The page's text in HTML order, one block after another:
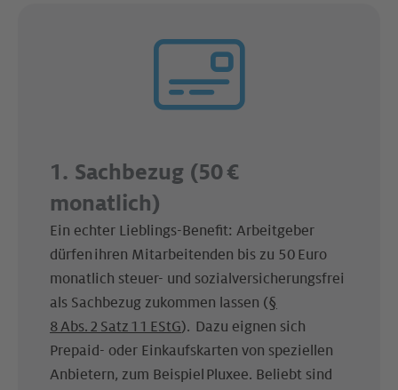
1. Sachbezug (50 €
monatlich)
Ein echter Lieblings-Benefit: Arbeitgeber
dürfen ihren Mitarbeitenden bis zu 50 Euro
monatlich steuer- und sozialversicherungsfrei
als Sachbezug zukommen lassen (§
8 Abs. 2 Satz 11 EStG). Dazu eignen sich
Prepaid- oder Einkaufskarten von speziellen
Anbietern, zum Beispiel Pluxee. Beliebt sind